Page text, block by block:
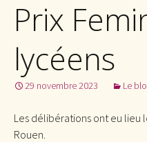
Prix
lycéens
29 novembre 2023 Le
Les délibérations ont eu lieu
Rouen.